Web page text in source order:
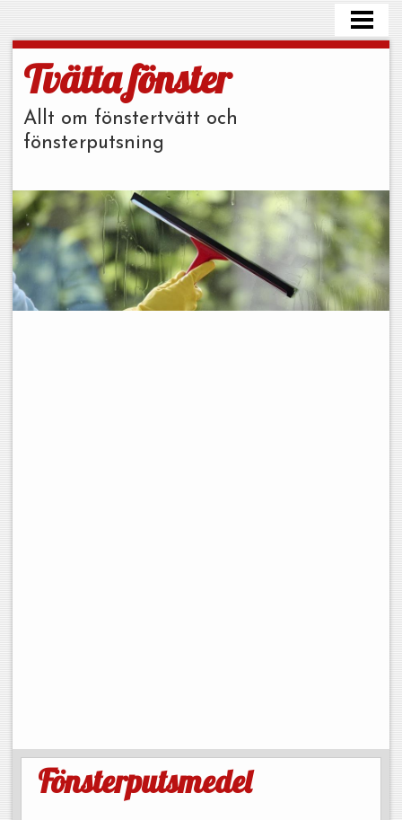
TVÄTTA PLASTFÖNSTER
FÖNSTERPUTS PRIS
BLOGG
BESTÄLL STÄDHJÄLP
Tvätta fönster
Allt om fönstertvätt och
fönsterputsning
Fönsterputsmedel